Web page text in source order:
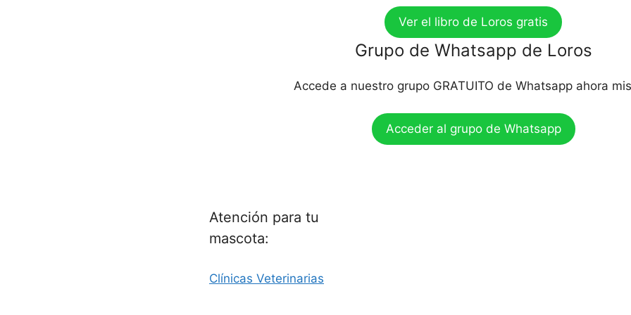
Ver el libro de Loros gratis
Grupo de Whatsapp de Loros
Accede a nuestro grupo GRATUITO de Whatsapp ahora
Acceder al grupo de Whatsapp
Atención para tu
mascota:
Clínicas Veterinarias